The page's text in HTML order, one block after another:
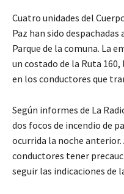
Cuatro unidades del
Paz han sido
Parque de la comuna. La
un costado de la Ruta
en los conductores que
Según informes de La
dos focos de incendio de
ocurrida la noche
conductores tener
seguir las indicaciones de